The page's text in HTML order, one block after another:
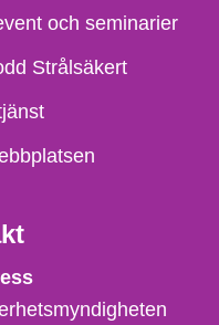
och seminarier
Strålsäkert